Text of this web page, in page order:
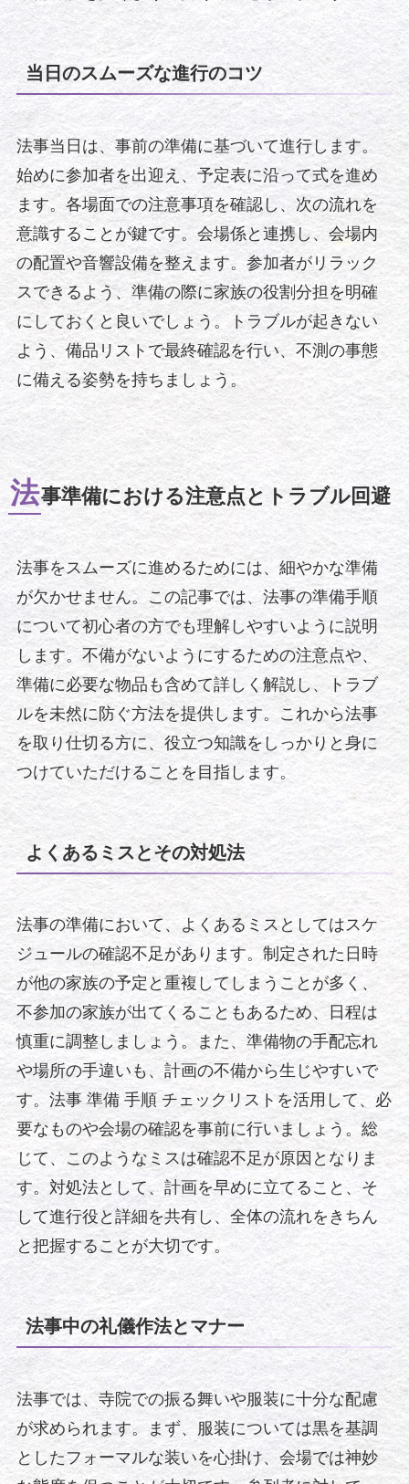
当日のスムーズな進行のコツ
法事当日は、事前の準備に基づいて進行します。
始めに参加者を出迎え、予定表に沿って式を進め
ます。各場面での注意事項を確認し、次の流れを
意識することが鍵です。会場係と連携し、会場内
の配置や音響設備を整えます。参加者がリラック
スできるよう、準備の際に家族の役割分担を明確
にしておくと良いでしょう。トラブルが起きない
よう、備品リストで最終確認を行い、不測の事態
に備える姿勢を持ちましょう。
法事準備における注意点とトラブル回避
法事をスムーズに進めるためには、細やかな準備
が欠かせません。この記事では、法事の準備手順
について初心者の方でも理解しやすいように説明
します。不備がないようにするための注意点や、
準備に必要な物品も含めて詳しく解説し、トラブ
ルを未然に防ぐ方法を提供します。これから法事
を取り仕切る方に、役立つ知識をしっかりと身に
つけていただけることを目指します。
よくあるミスとその対処法
法事の準備において、よくあるミスとしてはスケ
ジュールの確認不足があります。制定された日時
が他の家族の予定と重複してしまうことが多く、
不参加の家族が出てくることもあるため、日程は
慎重に調整しましょう。また、準備物の手配忘れ
や場所の手違いも、計画の不備から生じやすいで
す。法事 準備 手順 チェックリストを活用して、必
要なものや会場の確認を事前に行いましょう。総
じて、このようなミスは確認不足が原因となりま
す。対処法として、計画を早めに立てること、そ
して進行役と詳細を共有し、全体の流れをきちん
と把握することが大切です。
法事中の礼儀作法とマナー
法事では、寺院での振る舞いや服装に十分な配慮
が求められます。まず、服装については黒を基調
としたフォーマルな装いを心掛け、会場では神妙